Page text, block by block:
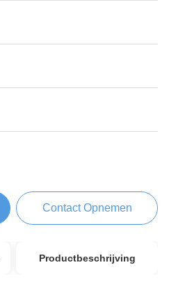
Contact Opnemen
Productbeschrijving